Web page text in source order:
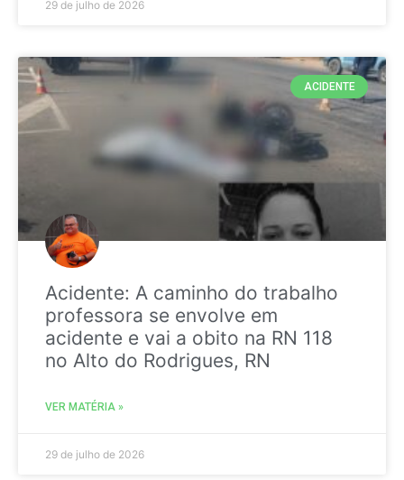
29 de julho de 2026
ACIDENTE
Acidente: A caminho do trabalho
professora se envolve em
acidente e vai a obito na RN 118
no Alto do Rodrigues, RN
VER MATÉRIA »
29 de julho de 2026